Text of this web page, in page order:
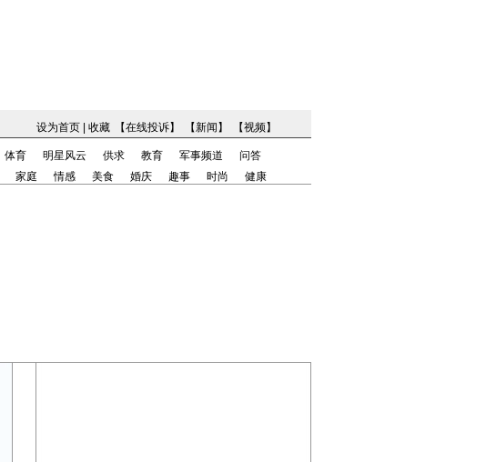
设为首页 收藏 【在线投诉】 【新闻 】 【视频】
体育 明星风云 供求 教育 军事频道
问答
家庭 情感 美食 婚庆 趣事 时尚 健康